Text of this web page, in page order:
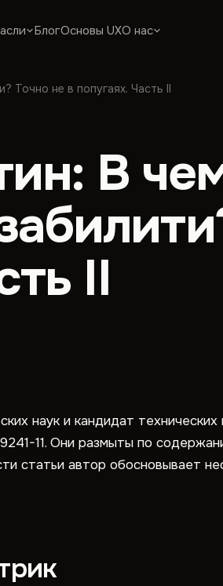
БлогОсновы UXО нас
Точно не в попугаях. Часть II
В
II
наук и кандидат
11. Они размыты по
статьи автор обосновывает